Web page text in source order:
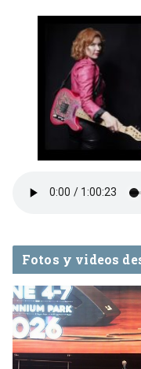
Fotos y videos